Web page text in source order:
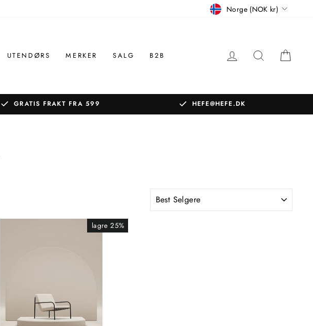
Betalingsmåter
Norge (NOK kr)
UTENDØRS MERKER SALG B2B LOGG INN
SØK
GRATIS FRAKT FRA 599 HEFE@HEFE.DK
lagre 25%